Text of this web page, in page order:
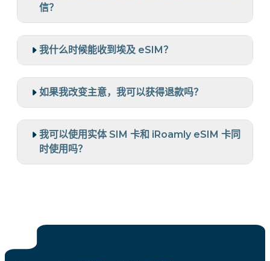
信？
我什么时候能收到埃及 eSIM？
如果我改变主意，我可以获得退款吗？
我可以使用实体 SIM 卡和 iRoamly eSIM 卡同
时使用吗？